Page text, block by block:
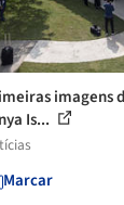
imagens
Is...
Marcar